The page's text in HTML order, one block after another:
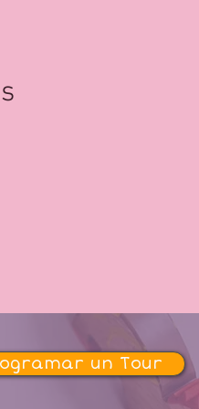
un Tour